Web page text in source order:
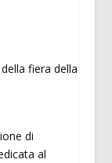
di
al